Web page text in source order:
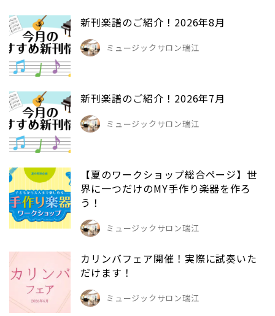
新刊楽譜のご紹介！2026年8月
ミュージックサロン瑞江
新刊楽譜のご紹介！2026年7月
ミュージックサロン瑞江
【夏のワークショップ総合ページ】世
界に一つだけのMY手作り楽器を作ろ
う！
ミュージックサロン瑞江
カリンバフェア開催！実際に試奏いた
だけます！
ミュージックサロン瑞江